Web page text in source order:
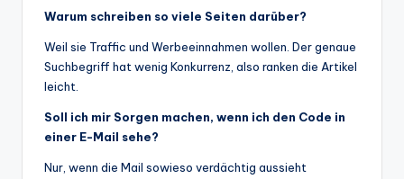
Warum schreiben so viele Seiten darüber?
Weil sie Traffic und Werbeeinnahmen wollen. Der genaue
Suchbegriff hat wenig Konkurrenz, also ranken die Artikel
leicht.
Soll ich mir Sorgen machen, wenn ich den Code in
einer E-Mail sehe?
Nur, wenn die Mail sowieso verdächtig aussieht